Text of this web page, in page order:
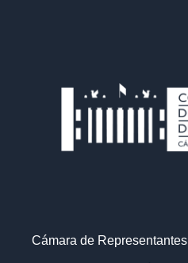
Cámara de Representantes